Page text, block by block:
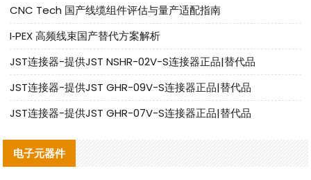
CNC Tech 国产线缆组件评估与量产适配指南
I‑PEX 高频线束国产替代方案解析
JST连接器-提供JST NSHR-02V-S连接器正品|替代品
JST连接器-提供JST GHR-09V-S连接器正品|替代品
JST连接器-提供JST GHR-07V-S连接器正品|替代品
电子元器件